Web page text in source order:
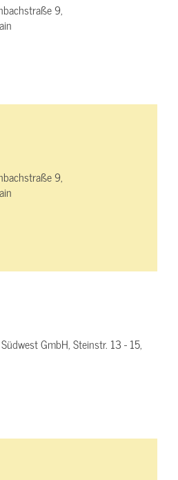
9,
9,
GmbH, Steinstr. 13 - 15,